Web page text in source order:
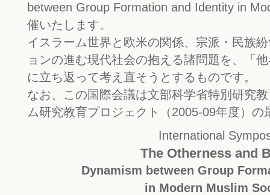
between Group Formation and Identity in
催いたします。
イスラーム世界と欧米の関係、宗派・民族
ョンの進む現代社会の抱える諸問題を、「
に立ち返って考え直そうとするものです。
なお、この国際会議は文部科学省特別研究
ム研究教育プロジェクト（2005-09年度）
International
The Otherness and
Dynamism between Group
in Modern Muslim